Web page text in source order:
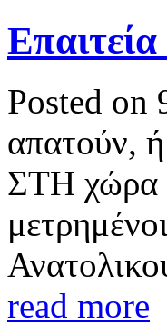
Posted on
απατούν,
ΣΤΗ χώρα
read more